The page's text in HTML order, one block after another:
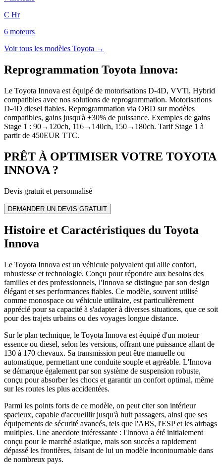
C Hr
6 moteurs
Voir tous les modèles Toyota →
Reprogrammation Toyota Innova:
Le Toyota Innova est équipé de motorisations D-4D, VVTi, Hybrid
compatibles avec nos solutions de reprogrammation. Motorisations
D-4D diesel fiables. Reprogrammation via OBD sur modèles
compatibles, gains jusqu'à +30% de puissance. Exemples de gains
Stage 1 : 90→120ch, 116→140ch, 150→180ch. Tarif Stage 1 à
partir de 450EUR TTC.
PRÊT À OPTIMISER VOTRE TOYOTA
INNOVA ?
Devis gratuit et personnalisé
DEMANDER UN DEVIS GRATUIT
Histoire et Caractéristiques du Toyota
Innova
Le Toyota Innova est un véhicule polyvalent qui allie confort,
robustesse et technologie. Conçu pour répondre aux besoins des
familles et des professionnels, l'Innova se distingue par son design
élégant et ses performances fiables. Ce modèle, souvent utilisé
comme monospace ou véhicule utilitaire, est particulièrement
apprécié pour sa capacité à s'adapter à diverses situations, que ce soit
pour des trajets urbains ou des voyages longue distance.
Sur le plan technique, le Toyota Innova est équipé d'un moteur
essence ou diesel, selon les versions, offrant une puissance allant de
130 à 170 chevaux. Sa transmission peut être manuelle ou
automatique, permettant une conduite souple et agréable. L'Innova
se démarque également par son système de suspension robuste,
conçu pour absorber les chocs et garantir un confort optimal, même
sur les routes les plus accidentées.
Parmi les points forts de ce modèle, on peut citer son intérieur
spacieux, capable d'accueillir jusqu'à huit passagers, ainsi que ses
équipements de sécurité avancés, tels que l'ABS, l'ESP et les airbags
multiples. Une anecdote intéressante : l'Innova a été initialement
conçu pour le marché asiatique, mais son succès a rapidement
dépassé les frontières, faisant de lui un modèle incontournable dans
de nombreux pays.